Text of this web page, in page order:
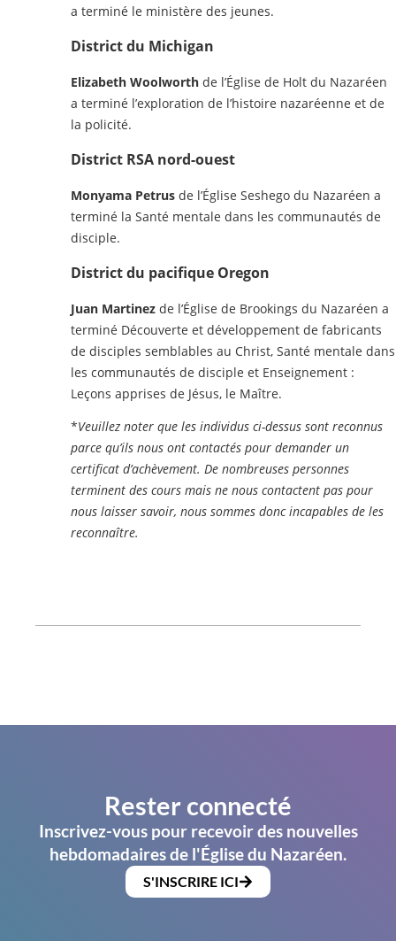
a terminé le ministère des jeunes.
District du Michigan
Elizabeth Woolworth de l’Église de Holt du Nazaréen
a terminé l’exploration de l’histoire nazaréenne et de
la policité.
District RSA nord-ouest
Monyama Petrus de l’Église Seshego du Nazaréen a
terminé la Santé mentale dans les communautés de
disciple.
District du pacifique Oregon
Juan Martinez de l’Église de Brookings du Nazaréen a
terminé Découverte et développement de fabricants
de disciples semblables au Christ, Santé mentale dans
les communautés de disciple et Enseignement :
Leçons apprises de Jésus, le Maître.
*Veuillez noter que les individus ci-dessus sont reconnus
parce qu’ils nous ont contactés pour demander un
certificat d’achèvement. De nombreuses personnes
terminent des cours mais ne nous contactent pas pour
nous laisser savoir, nous sommes donc incapables de les
reconnaître.
Rester connecté
Inscrivez-vous pour recevoir des nouvelles
hebdomadaires de l'Église du Nazaréen.
S'INSCRIRE ICI